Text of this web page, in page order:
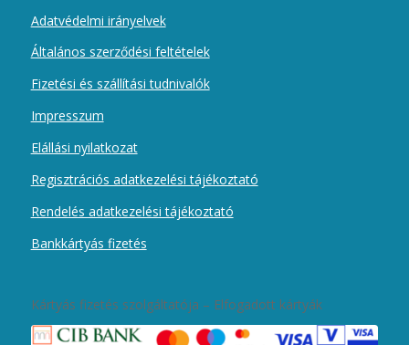
Adatvédelmi irányelvek
Általános szerződési feltételek
Fizetési és szállítási tudnivalók
Impresszum
Elállási nyilatkozat
Regisztrációs adatkezelési tájékoztató
Rendelés adatkezelési tájékoztató
Bankkártyás fizetés
Kártyás fizetés szolgáltatója – Elfogadott kártyák